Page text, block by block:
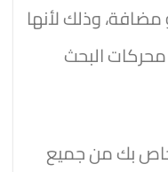
وذلك لأنها
البحث
بك من جميع